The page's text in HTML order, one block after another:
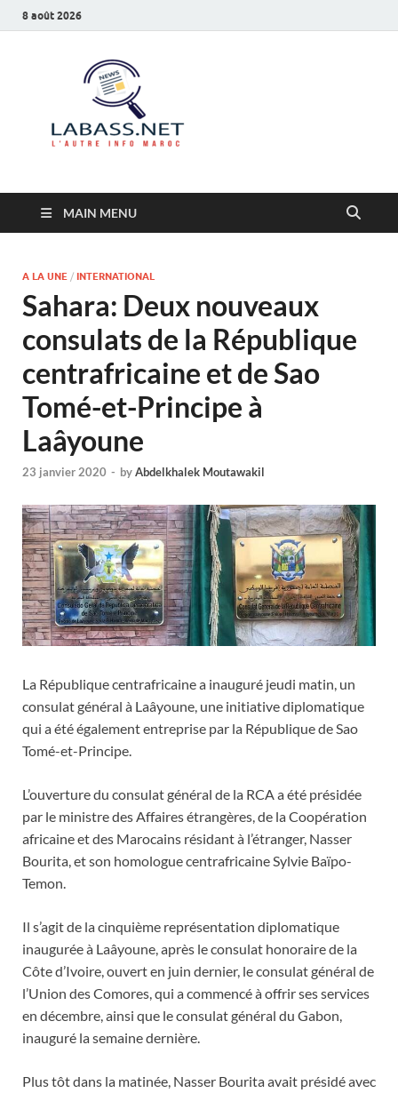
8 août 2026
MAIN MENU
A LA UNE / INTERNATIONAL
Sahara: Deux nouveaux
consulats de la République
centrafricaine et de Sao
Tomé-et-Principe à
Laâyoune
23 janvier 2020 - byAbdelkhalek Moutawakil
La République centrafricaine a inauguré jeudi matin, un
consulat général à Laâyoune, une initiative diplomatique
qui a été également entreprise par la République de Sao
Tomé-et-Principe.
L’ouverture du consulat général de la RCA a été présidée
par le ministre des Affaires étrangères, de la Coopération
africaine et des Marocains résidant à l’étranger, Nasser
Bourita, et son homologue centrafricaine Sylvie Baïpo-
Temon.
Il s’agit de la cinquième représentation diplomatique
inaugurée à Laâyoune, après le consulat honoraire de la
Côte d’Ivoire, ouvert en juin dernier, le consulat général de
l’Union des Comores, qui a commencé à offrir ses services
en décembre, ainsi que le consulat général du Gabon,
inauguré la semaine dernière.
Plus tôt dans la matinée, Nasser Bourita avait présidé avec